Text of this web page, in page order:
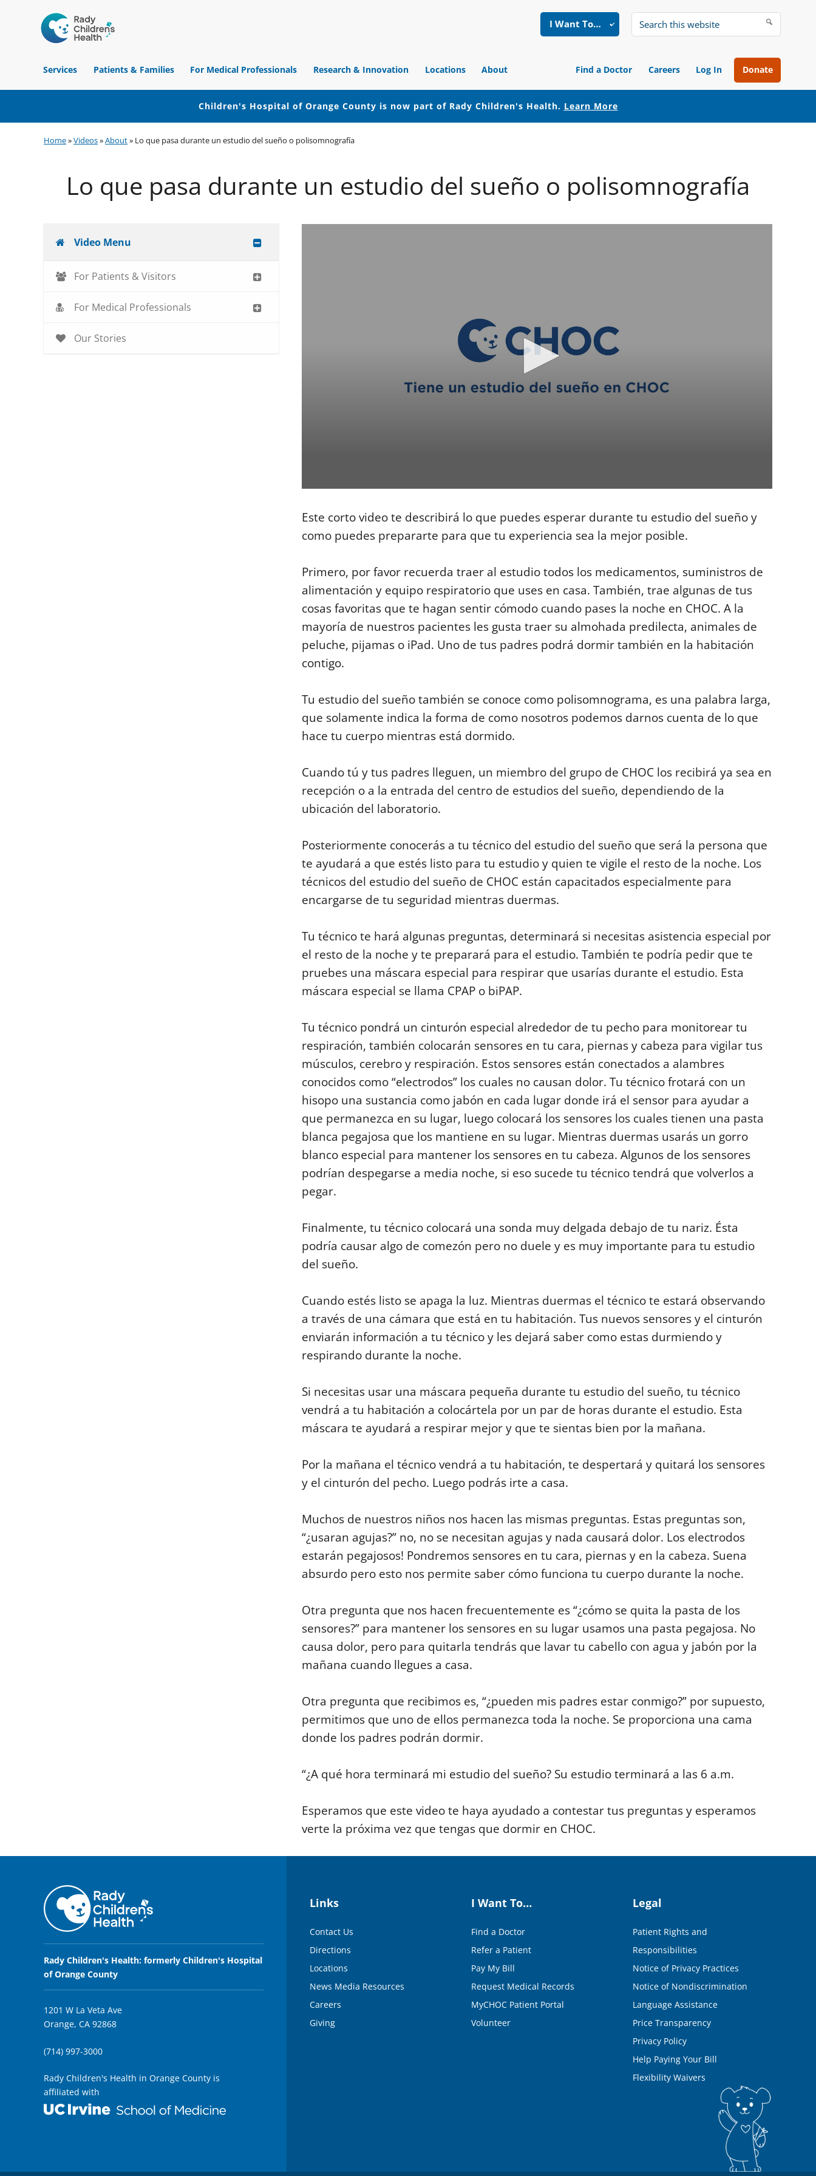
Hospital
of
Orange
I Want To…
Search
website
Services
Patients & Families For Medical Professionals Research & Innovation Locations About Find a Doctor Careers Log In Donate
Children's Hospital of Orange County is now part of Rady Children's Health. Learn More
to
navigation
to
content
to
Home»Videos»About» Lo que pasa durante un estudio del sueño o polisomnografía
Lo que pasa durante un estudio del sueño o polisomnografía
Video Menu
For Patients & Visitors
For Medical Professionals
Our Stories
e
c
o
n
o
5
i
u
e
,
s
e
c
o
n
o
u
e
%
Este corto video te describirá lo que puedes esperar durante tu estudio del sueño y
como puedes prepararte para que tu experiencia sea la mejor posible.
Primero, por favor recuerda traer al estudio todos los medicamentos, suministros de
alimentación y equipo respiratorio que uses en casa. También, trae algunas de tus
cosas favoritas que te hagan sentir cómodo cuando pases la noche en CHOC. A la
mayoría de nuestros pacientes les gusta traer su almohada predilecta, animales de
peluche, pijamas o iPad. Uno de tus padres podrá dormir también en la habitación
contigo.
Tu estudio del sueño también se conoce como polisomnograma, es una palabra larga,
que solamente indica la forma de como nosotros podemos darnos cuenta de lo que
hace tu cuerpo mientras está dormido.
Cuando tú y tus padres lleguen, un miembro del grupo de CHOC los recibirá ya sea en
recepción o a la entrada del centro de estudios del sueño, dependiendo de la
ubicación del laboratorio.
Posteriormente conocerás a tu técnico del estudio del sueño que será la persona que
te ayudará a que estés listo para tu estudio y quien te vigile el resto de la noche. Los
técnicos del estudio del sueño de CHOC están capacitados especialmente para
encargarse de tu seguridad mientras duermas.
Tu técnico te hará algunas preguntas, determinará si necesitas asistencia especial por
el resto de la noche y te preparará para el estudio. También te podría pedir que te
pruebes una máscara especial para respirar que usarías durante el estudio. Esta
máscara especial se llama CPAP o biPAP.
Tu técnico pondrá un cinturón especial alrededor de tu pecho para monitorear tu
respiración, también colocarán sensores en tu cara, piernas y cabeza para vigilar tus
músculos, cerebro y respiración. Estos sensores están conectados a alambres
conocidos como “electrodos” los cuales no causan dolor. Tu técnico frotará con un
hisopo una sustancia como jabón en cada lugar donde irá el sensor para ayudar a
que permanezca en su lugar, luego colocará los sensores los cuales tienen una pasta
blanca pegajosa que los mantiene en su lugar. Mientras duermas usarás un gorro
blanco especial para mantener los sensores en tu cabeza. Algunos de los sensores
podrían despegarse a media noche, si eso sucede tu técnico tendrá que volverlos a
pegar.
Finalmente, tu técnico colocará una sonda muy delgada debajo de tu nariz. Ésta
podría causar algo de comezón pero no duele y es muy importante para tu estudio
del sueño.
Cuando estés listo se apaga la luz. Mientras duermas el técnico te estará observando
a través de una cámara que está en tu habitación. Tus nuevos sensores y el cinturón
enviarán información a tu técnico y les dejará saber como estas durmiendo y
respirando durante la noche.
Si necesitas usar una máscara pequeña durante tu estudio del sueño, tu técnico
vendrá a tu habitación a colocártela por un par de horas durante el estudio. Esta
máscara te ayudará a respirar mejor y que te sientas bien por la mañana.
Por la mañana el técnico vendrá a tu habitación, te despertará y quitará los sensores
y el cinturón del pecho. Luego podrás irte a casa.
Muchos de nuestros niños nos hacen las mismas preguntas. Estas preguntas son,
“¿usaran agujas?” no, no se necesitan agujas y nada causará dolor. Los electrodos
estarán pegajosos! Pondremos sensores en tu cara, piernas y en la cabeza. Suena
absurdo pero esto nos permite saber cómo funciona tu cuerpo durante la noche.
Otra pregunta que nos hacen frecuentemente es “¿cómo se quita la pasta de los
sensores?” para mantener los sensores en su lugar usamos una pasta pegajosa. No
causa dolor, pero para quitarla tendrás que lavar tu cabello con agua y jabón por la
mañana cuando llegues a casa.
Otra pregunta que recibimos es, “¿pueden mis padres estar conmigo?” por supuesto,
permitimos que uno de ellos permanezca toda la noche. Se proporciona una cama
donde los padres podrán dormir.
“¿A qué hora terminará mi estudio del sueño? Su estudio terminará a las 6 a.m.
Esperamos que este video te haya ayudado a contestar tus preguntas y esperamos
verte la próxima vez que tengas que dormir en CHOC.
Rady Children's Health: formerly Children's Hospital
of Orange County
1201 W La Veta Ave
Orange, CA 92868
(714) 997-3000
Rady Children's Health in Orange County is
affiliated with
Links
Contact Us
Directions
Locations
News Media Resources
Careers
Giving
I Want To…
Find a Doctor
Refer a Patient
Pay My Bill
Request Medical Records
MyCHOC Patient Portal
Volunteer
Legal
Patient Rights and
Responsibilities
Notice of Privacy Practices
Notice of Nondiscrimination
Language Assistance
Price Transparency
Privacy Policy
Help Paying Your Bill
Flexibility Waivers